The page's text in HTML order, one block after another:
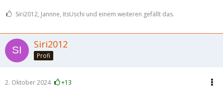
Siri2012, Jannne, ItsUschi und einem weiteren gefällt das.
Siri2012
Profi
2. Oktober 2024 +13